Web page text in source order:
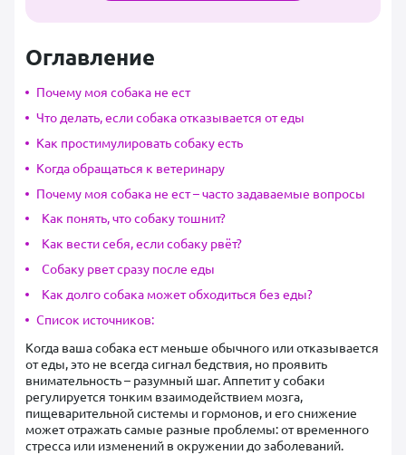
Оглавление
Почему моя собака не ест
Что делать, если собака отказывается от еды
Как простимулировать собаку есть
Когда обращаться к ветеринару
Почему моя собака не ест – часто задаваемые вопросы
Как понять, что собаку тошнит?
Как вести себя, если собаку рвёт?
Собаку рвет сразу после еды
Как долго собака может обходиться без еды?
Список источников:
Когда ваша собака ест меньше обычного или отказывается
от еды, это не всегда сигнал бедствия, но проявить
внимательность – разумный шаг. Аппетит у собаки
регулируется тонким взаимодействием мозга,
пищеварительной системы и гормонов, и его снижение
может отражать самые разные проблемы: от временного
стресса или изменений в окружении до заболеваний.